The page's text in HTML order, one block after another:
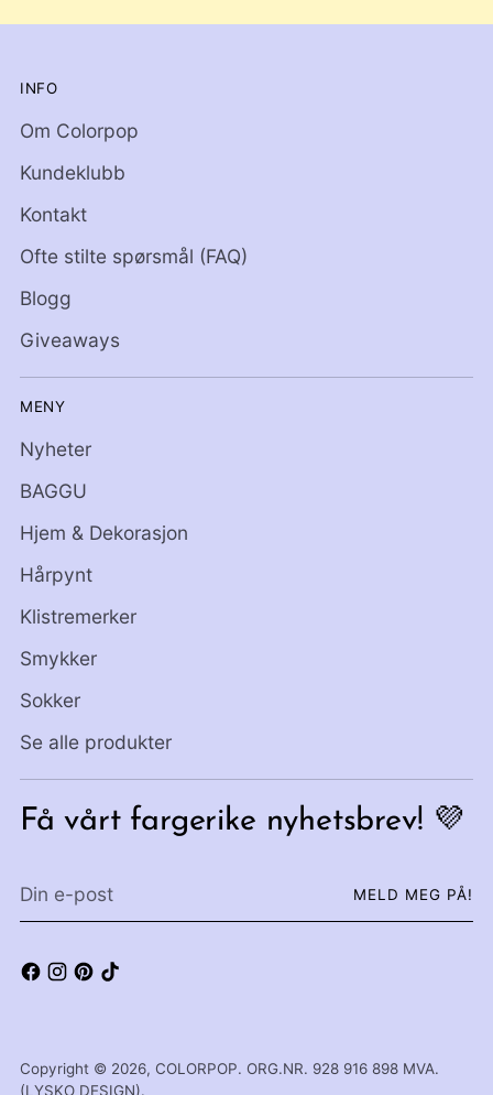
INFO
Om Colorpop
Kundeklubb
Kontakt
Ofte stilte spørsmål (FAQ)
Blogg
Giveaways
MENY
Nyheter
BAGGU
Hjem & Dekorasjon
Hårpynt
Klistremerker
Smykker
Sokker
Se alle produkter
Få vårt fargerike nyhetsbrev! 💜
e-
MELD MEG PÅ!
Copyright © 2026, COLORPOP. ORG.NR. 928 916 898 MVA.
(LYSKO DESIGN).